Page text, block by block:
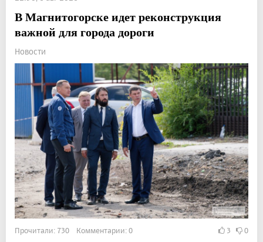
В Магнитогорске идет реконструкция
важной для города дороги
Новости
Прочитали: 730 Комментарии: 0 3 0